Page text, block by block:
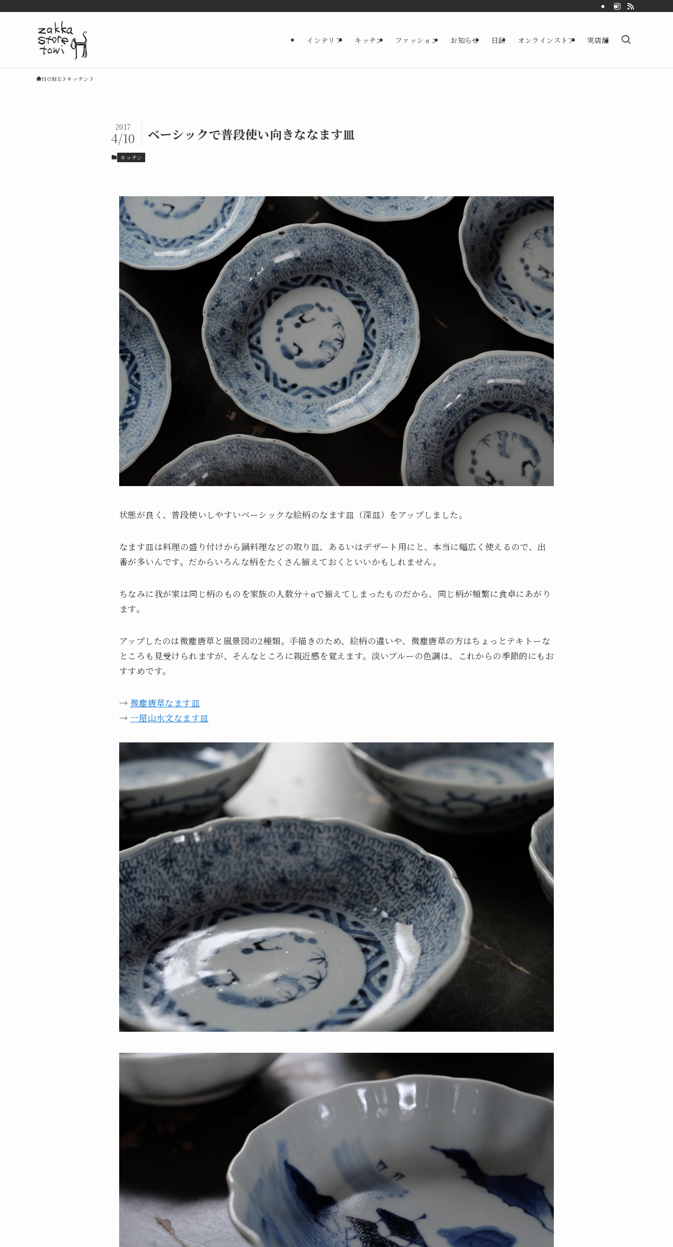
インテリア キッチン ファッション お知らせ 日記 オンラインストア 実店舗
HOME キッチン
ベーシックで普段使い向きななます皿
2017
4/10
キッチン
状態が良く、普段使いしやすいベーシックな絵柄のなます皿（深皿）をアップしました。
なます皿は料理の盛り付けから鍋料理などの取り皿、あるいはデザート用にと、本当に幅広く使えるので、出
番が多いんです。だからいろんな柄をたくさん揃えておくといいかもしれません。
ちなみに我が家は同じ柄のものを家族の人数分＋αで揃えてしまったものだから、同じ柄が頻繁に食卓にあがり
ます。
アップしたのは微塵唐草と風景図の2種類。手描きのため、絵柄の違いや、微塵唐草の方はちょっとテキトーな
ところも見受けられますが、そんなところに親近感を覚えます。淡いブルーの色調は、これからの季節的にもお
すすめです。
→ 微塵唐草なます皿
→ 一屋山水文なます皿